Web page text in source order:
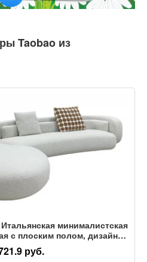
Taobao из
минималистская
с плоским полом, дизайнер
стиль 2026
руб.